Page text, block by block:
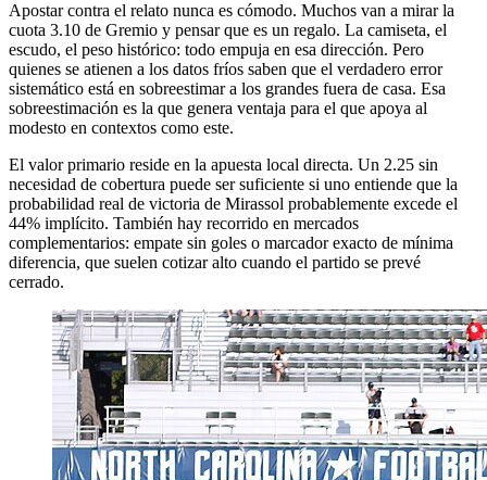
Apostar contra el relato nunca es cómodo. Muchos van a mirar la
cuota 3.10 de Gremio y pensar que es un regalo. La camiseta, el
escudo, el peso histórico: todo empuja en esa dirección. Pero
quienes se atienen a los datos fríos saben que el verdadero error
sistemático está en sobreestimar a los grandes fuera de casa. Esa
sobreestimación es la que genera ventaja para el que apoya al
modesto en contextos como este.
El valor primario reside en la apuesta local directa. Un 2.25 sin
necesidad de cobertura puede ser suficiente si uno entiende que la
probabilidad real de victoria de Mirassol probablemente excede el
44% implícito. También hay recorrido en mercados
complementarios: empate sin goles o marcador exacto de mínima
diferencia, que suelen cotizar alto cuando el partido se prevé
cerrado.